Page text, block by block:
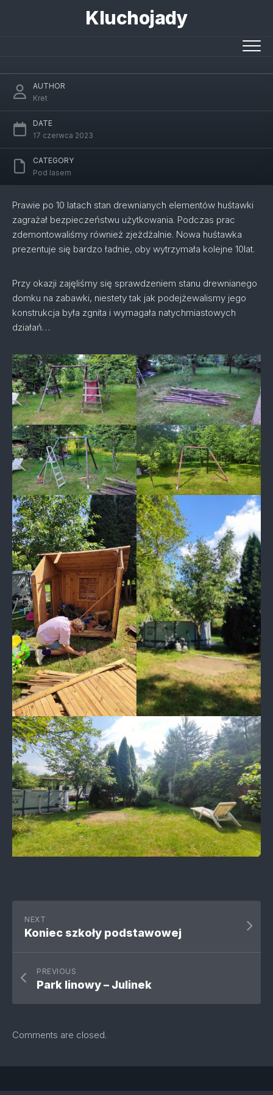
Kluchojady
AUTHOR
Kret
DATE
17 czerwca 2023
CATEGORY
Pod lasem
Prawie po 10 latach stan drewnianych elementów huśtawki
zagrażał bezpieczeństwu użytkowania. Podczas prac
zdemontowaliśmy również zjeżdżalnie. Nowa huśtawka
prezentuje się bardzo ładnie, oby wytrzymała kolejne 10lat.
Przy okazji zajęliśmy się sprawdzeniem stanu drewnianego
domku na zabawki, niestety tak jak podejżewalismy jego
konstrukcja była zgnita i wymagała natychmiastowych
działań…
NEXT
Koniec szkoły podstawowej
PREVIOUS
Park linowy – Julinek
Comments are closed.